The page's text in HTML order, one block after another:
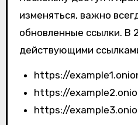
изменяться, важно
обновленные ссылки. В
действующими
https://
https://
https://